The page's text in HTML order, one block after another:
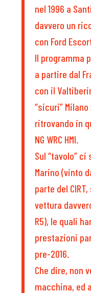
nel 1996 a
davvero un
con Ford
Il programma
a partire dal
con il
“sicuri” Milano
ritrovando in
NG WRC HMI.
Sul “tavolo”
Marino (vinto
parte del
vettura
R5), le quali
prestazioni
pre-2016.
Che dire, non
macchina, ed